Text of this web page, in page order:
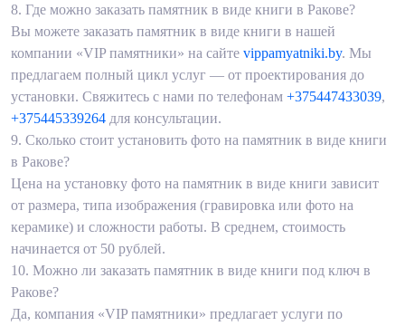
8. Где можно заказать памятник в виде книги в Ракове?
Вы можете заказать памятник в виде книги в нашей
компании «VIP памятники» на сайте vippamyatniki.by. Мы
предлагаем полный цикл услуг — от проектирования до
установки. Свяжитесь с нами по телефонам +375447433039,
+375445339264 для консультации.
9. Сколько стоит установить фото на памятник в виде книги
в Ракове?
Цена на установку фото на памятник в виде книги зависит
от размера, типа изображения (гравировка или фото на
керамике) и сложности работы. В среднем, стоимость
начинается от 50 рублей.
10. Можно ли заказать памятник в виде книги под ключ в
Ракове?
Да, компания «VIP памятники» предлагает услуги по